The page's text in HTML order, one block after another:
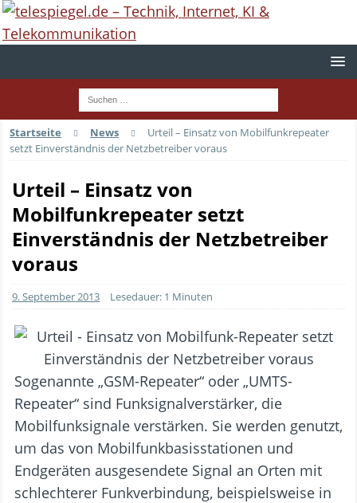
Startseite News
Urteil – Einsatz von Mobilfunkrepeater
setzt Einverständnis der Netzbetreiber voraus
Urteil – Einsatz von
Mobilfunkrepeater setzt
Einverständnis der Netzbetreiber
voraus
9. September 2013 Lesedauer: 1 Minuten
Sogenannte „GSM-Repeater“ oder „UMTS-
Repeater“ sind Funksignalverstärker, die
Mobilfunksignale verstärken. Sie werden genutzt,
um das von Mobilfunkbasisstationen und
Endgeräten ausgesendete Signal an Orten mit
schlechterer Funkverbindung, beispielsweise in